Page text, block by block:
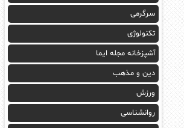
سرگرمی
تکنولوژی
آشپزخانه مجله ایما
دین و مذهب
ورزش
روانشناسی